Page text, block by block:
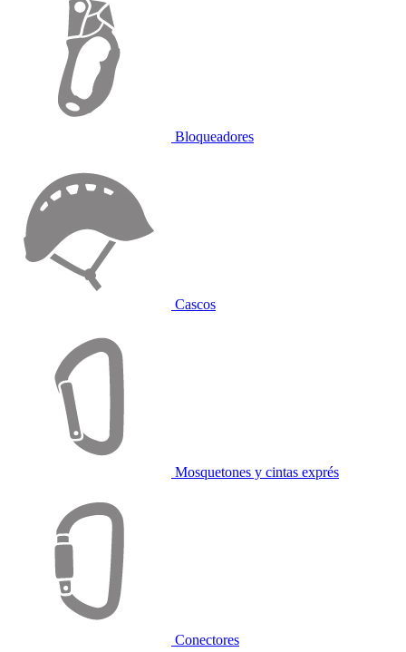
Bloqueadores
Cascos
Mosquetones y cintas exprés
Conectores